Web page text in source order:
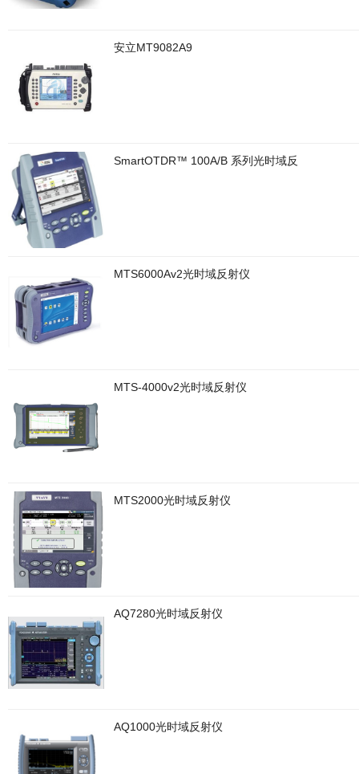
安立MT9082A9
SmartOTDR™ 100A/B 系列光时域反
MTS6000Av2光时域反射仪
MTS-4000v2光时域反射仪
MTS2000光时域反射仪
AQ7280光时域反射仪
AQ1000光时域反射仪